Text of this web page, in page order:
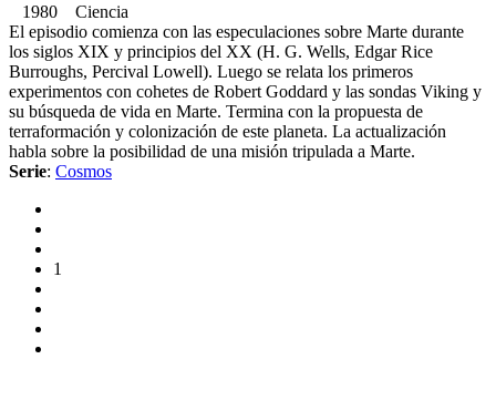
1980 Ciencia
El episodio comienza con las especulaciones sobre Marte durante
los siglos XIX y principios del XX (H. G. Wells, Edgar Rice
Burroughs, Percival Lowell). Luego se relata los primeros
experimentos con cohetes de Robert Goddard y las sondas Viking y
su búsqueda de vida en Marte. Termina con la propuesta de
terraformación y colonización de este planeta. La actualización
habla sobre la posibilidad de una misión tripulada a Marte.
Serie: Cosmos
1